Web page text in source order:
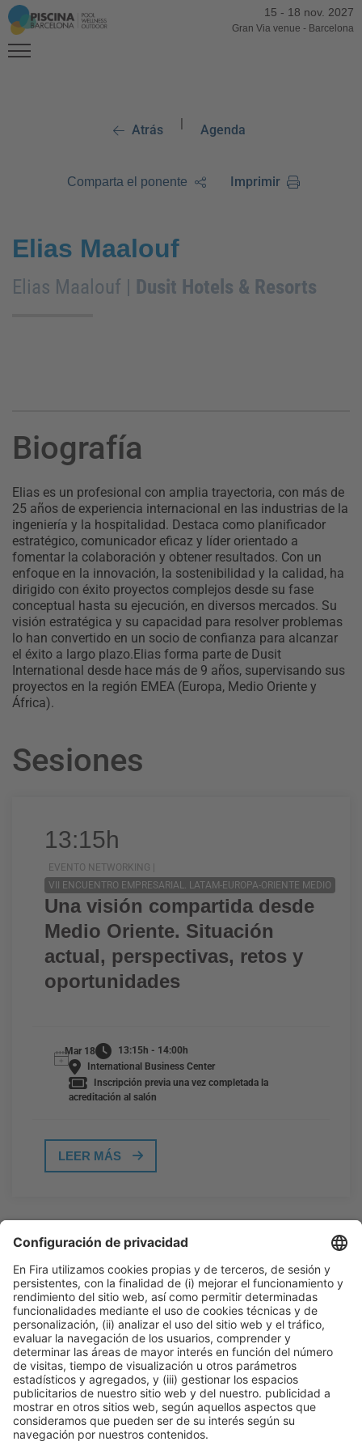
15 - 18 nov. 2027
Gran Via venue - Barcelona
Atrás | Agenda
Comparta el ponente Imprimir
Elias Maalouf
Elias Maalouf | Dusit Hotels & Resorts
Biografía
Elias es un profesional con amplia trayectoria, con más de
25 años de experiencia internacional en las industrias de la
ingeniería y la hospitalidad. Destaca como planificador
estratégico, comunicador eficaz y líder orientado a
fomentar la colaboración y obtener resultados. Con un
enfoque en la innovación, la sostenibilidad y la calidad, ha
dirigido con éxito proyectos complejos desde su fase
conceptual hasta su ejecución, en diversos mercados. Su
visión estratégica y su capacidad para resolver problemas
lo han convertido en un socio de confianza para alcanzar
el éxito a largo plazo.Elias forma parte de Dusit
International desde hace más de 9 años, supervisando sus
proyectos en la región EMEA (Europa, Medio Oriente y
África).
Sesiones
13:15h
EVENTO NETWORKING |
VII ENCUENTRO EMPRESARIAL. LATAM-EUROPA-ORIENTE MEDIO
Una visión compartida desde
Medio Oriente. Situación
actual, perspectivas, retos y
oportunidades
Mar 18
13:15h - 14:00h
International Business Center
Inscripción previa una vez completada la
acreditación al salón
LEER MÁS
Información general
Aviso legal
Política de privacidad
Política de cookies